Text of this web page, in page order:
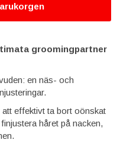
groomingpartner
en näs- och
effektivt ta bort oönskat
håret på nacken,